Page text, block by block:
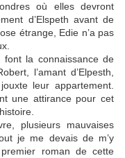
où elles devront
d’Elspeth avant de
étrange, Edie n’a pas
la connaissance de
l’amant d’Elpesth,
leur appartement.
une attirance pour cet
plusieurs mauvaises
je me devais de m’y
roman de cette